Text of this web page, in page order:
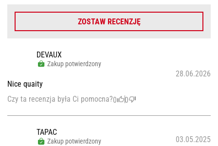
ZOSTAW RECENZJĘ
DEVAUX
Zakup potwierdzony
28.06.2026
Nice quaity
Czy ta recenzja była Ci pomocna?0 0
ТАРАС
Zakup potwierdzony 03.05.2025